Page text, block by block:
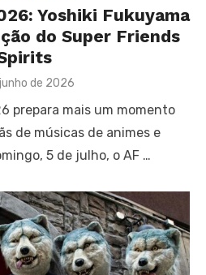
Yoshiki Fukuyama
do Super Friends
de 2026
prepara mais um momento
de músicas de animes e
5 de julho, o AF …